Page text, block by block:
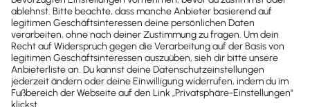
Newsletter
Brandheiße
News direkt in
dein Postfach